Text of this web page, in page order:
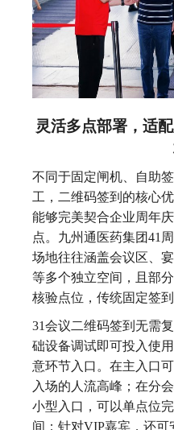
灵活多点部署，适
不同于固定闸机、自助
工，二维码签到的核心
能够完美契合企业周年
点。九州通医药集团41
场地往往涵盖会议区、
等多个独立空间，且部
核验点位，传统固定签
31会议二维码签到无需
础设备调试即可投入使
意环节入口。在主入口
入场的人流高峰；在分
小型入口，可以单点位
间；针对VIP嘉宾，还